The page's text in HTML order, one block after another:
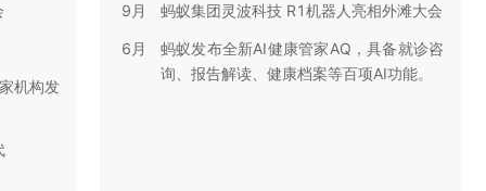
机构发
9月 蚂蚁集团灵波科技 R1机器人亮相外滩大会
6月
蚂蚁发布全新AI健康管家AQ，具备就诊咨
询、报告解读、健康档案等百项AI功能。